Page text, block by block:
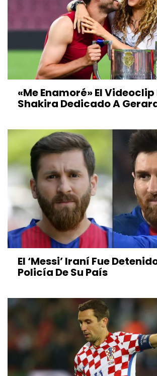
«Me Enamoré» El Videoclip
Shakira Dedicado A
El ‘Messi’ Iraní Fue
Policía De Su País